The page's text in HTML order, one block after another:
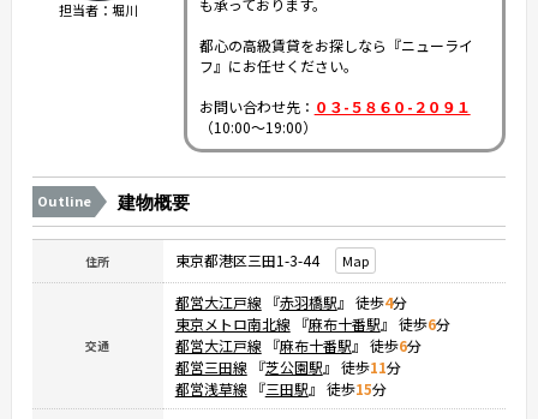
担当者：堀川
都心の高級賃貸をお探しなら『ニューライ
フ』にお任せください。
お問い合わせ先： ０３-５８６０-２０９１
（10:00～19:00）
Outline 建物概要
住所 東京都港区三田1-3-44 Map
交通
都営大江戸線 『赤羽橋駅』 徒歩4分
東京メトロ南北線 『麻布十番駅』 徒歩6分
都営大江戸線 『麻布十番駅』 徒歩6分
都営三田線 『芝公園駅』 徒歩11分
都営浅草線 『三田駅』 徒歩15分